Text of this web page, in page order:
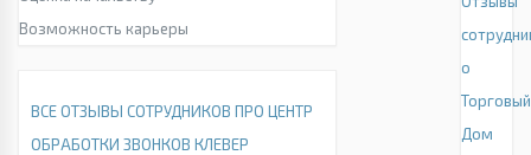
Возможность карьеры
ВСЕ ОТЗЫВЫ СОТРУДНИКОВ ПРО ЦЕНТР
ОБРАБОТКИ ЗВОНКОВ КЛЕВЕР
о
Торговый
Дом